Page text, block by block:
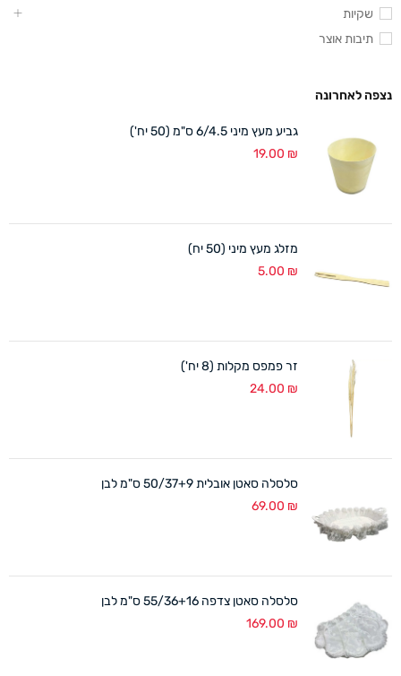
שקיות
תיבות אוצר
נצפה לאחרונה
גביע מעץ מיני 6/4.5 ס"מ (50 יח')
19.00 ₪
מזלג מעץ מיני (50 יח)
5.00 ₪
זר פמפס מקלות (8 יח')
24.00 ₪
סלסלה סאטן אובלית 50/37+9 ס"מ לבן
69.00 ₪
סלסלה סאטן צדפה 55/36+16 ס"מ לבן
169.00 ₪